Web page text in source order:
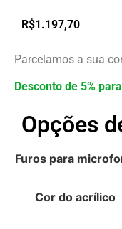
R$1.197,70
Parcelamos a sua
Desconto de 5%
Opções
Furos para
Cor do acrílico